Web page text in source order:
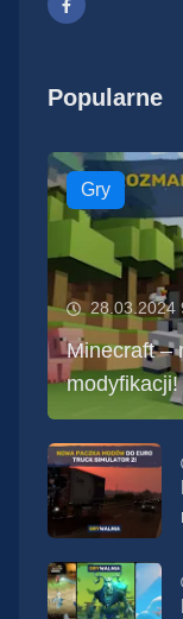
Popularne
Gry
28.03.2024
Minecraft –
modyfikacji!